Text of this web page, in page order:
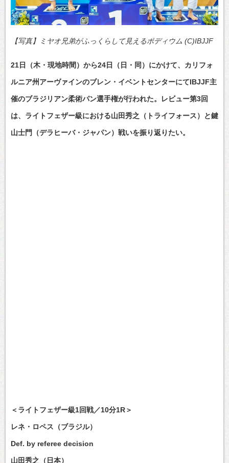
【写真】ミヤオ兄弟がふっくらして見えるポディウム (C)IBJJF
21日（木・現地時間）から24日（日・同）にかけて、カリフォ
ルニア州アーヴァインのブレン・イベントセンターにてIBJJF主
催のブラジリアン柔術パン選手権が行われた。レビュー第3回
は、ライトフェザー級における山田秀之（トライフォース）と鍵
山士門（デラヒーバ・ジャパン）戦いを振り返りたい。
＜ライトフェザー級1回戦／10分1R＞
レネ・ロペス（ブラジル）
Def. by referee decision
山田秀之（日本）